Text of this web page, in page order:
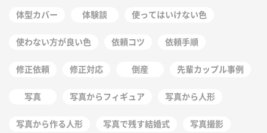
体型カバー 体験談 使ってはいけない色
使わない方が良い色 依頼コツ 依頼手順
修正依頼 修正対応 倒産 先輩カップル事例
写真 写真からフィギュア 写真から人形
写真から作る人形 写真で残す結婚式 写真撮影